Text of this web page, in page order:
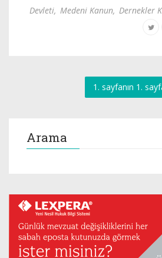
Devleti, Medeni Kanun, Dernekler
1. sayfanın 1.
Arama